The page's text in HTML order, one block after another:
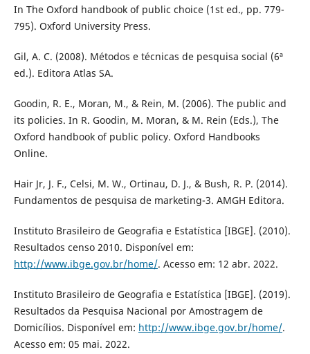
In The Oxford handbook of public choice (1st ed., pp. 779-
795). Oxford University Press.
Gil, A. C. (2008). Métodos e técnicas de pesquisa social (6ª
ed.). Editora Atlas SA.
Goodin, R. E., Moran, M., & Rein, M. (2006). The public and
its policies. In R. Goodin, M. Moran, & M. Rein (Eds.), The
Oxford handbook of public policy. Oxford Handbooks
Online.
Hair Jr, J. F., Celsi, M. W., Ortinau, D. J., & Bush, R. P. (2014).
Fundamentos de pesquisa de marketing-3. AMGH Editora.
Instituto Brasileiro de Geografia e Estatística [IBGE]. (2010).
Resultados censo 2010. Disponível em:
http://www.ibge.gov.br/home/. Acesso em: 12 abr. 2022.
Instituto Brasileiro de Geografia e Estatística [IBGE]. (2019).
Resultados da Pesquisa Nacional por Amostragem de
Domicílios. Disponível em: http://www.ibge.gov.br/home/.
Acesso em: 05 mai. 2022.